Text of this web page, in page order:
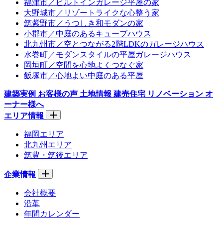
福津市／ビルトインガレージ平屋の家
大野城市／リゾートライクな心整う家
筑紫野市／うつしき和モダンの家
小郡市／中庭のあるキューブハウス
北九州市／空とつながる2階LDKのガレージハウス
水巻町／モダンスタイルの平屋ガレージハウス
岡垣町／空間を心地よくつなぐ家
飯塚市／心地よい中庭のある平屋
建築実例 お客様の声 土地情報 建売住宅 リノベーション オ
ーナー様へ
エリア情報
福岡エリア
北九州エリア
筑豊・筑後エリア
企業情報
会社概要
沿革
年間カレンダー